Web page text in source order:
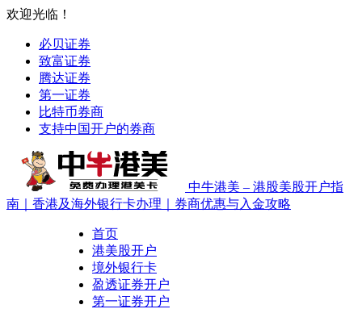
欢迎光临！
必贝证券
致富证券
腾达证券
第一证券
比特币券商
支持中国开户的券商
中牛港美 – 港股美股开户指
南｜香港及海外银行卡办理｜券商优惠与入金攻略
首页
港美股开户
境外银行卡
盈透证券开户
第一证券开户